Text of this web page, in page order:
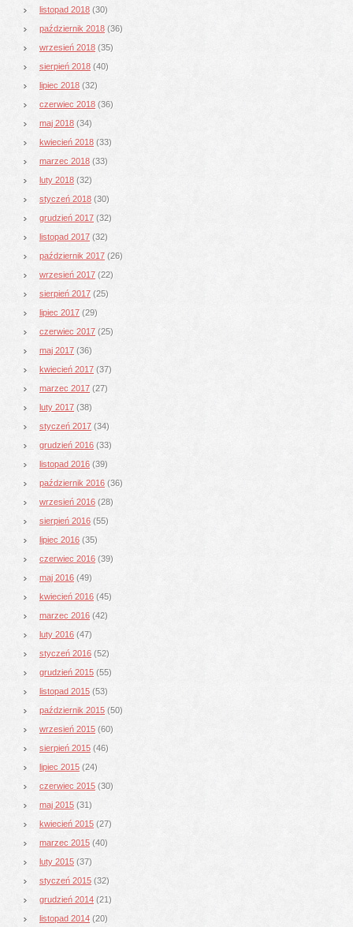
listopad 2018 (30)
październik 2018 (36)
wrzesień 2018 (35)
sierpień 2018 (40)
lipiec 2018 (32)
czerwiec 2018 (36)
maj 2018 (34)
kwiecień 2018 (33)
marzec 2018 (33)
luty 2018 (32)
styczeń 2018 (30)
grudzień 2017 (32)
listopad 2017 (32)
październik 2017 (26)
wrzesień 2017 (22)
sierpień 2017 (25)
lipiec 2017 (29)
czerwiec 2017 (25)
maj 2017 (36)
kwiecień 2017 (37)
marzec 2017 (27)
luty 2017 (38)
styczeń 2017 (34)
grudzień 2016 (33)
listopad 2016 (39)
październik 2016 (36)
wrzesień 2016 (28)
sierpień 2016 (55)
lipiec 2016 (35)
czerwiec 2016 (39)
maj 2016 (49)
kwiecień 2016 (45)
marzec 2016 (42)
luty 2016 (47)
styczeń 2016 (52)
grudzień 2015 (55)
listopad 2015 (53)
październik 2015 (50)
wrzesień 2015 (60)
sierpień 2015 (46)
lipiec 2015 (24)
czerwiec 2015 (30)
maj 2015 (31)
kwiecień 2015 (27)
marzec 2015 (40)
luty 2015 (37)
styczeń 2015 (32)
grudzień 2014 (21)
listopad 2014 (20)